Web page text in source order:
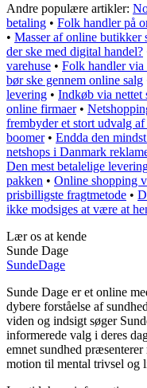
Andre populære artikler:
betaling • Folk handler på
• Masser af online butikker
der ske med digital handel?
varehuse • Folk handler via
bør ske gennem online salg
levering • Indkøb via nettet
online firmaer•
frembyder et stort udvalg
boomer• Endda den
netshops i Danmark
Den mest betalelige
pakken • Online shopping
prisbilligste fragtmetode •
ikke modsiges at være at
Lær os at kende
Sunde Dage
SundeDage
Sunde Dage er et online
dybere forståelse af
viden og indsigt søger
informerede valg i deres
emnet sundhed
motion til mental trivsel og